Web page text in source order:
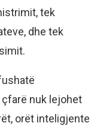
tek
dhe tek
nuk lejohet
orët inteligjente